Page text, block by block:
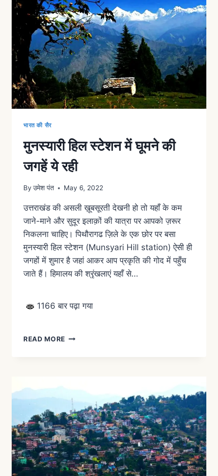
भारत की सैर
मुनस्यारी हिल स्टेशन में घूमने की
जगहें ये रही
By उमेश पंत May 6, 2022
उत्तराखंड की असली ख़ूबसूरती देखनी हो तो यहाँ के कम
जाने-माने और सुदूर इलाक़ों की यात्रा पर आपको ज़रूर
निकलना चाहिए। पिथौरागढ ज़िले के एक छोर पर बसा
मुनस्यारी हिल स्टेशन (Munsyari Hill station) ऐसी ही
जगहों में शुमार है जहां आकर आप प्रकृति की गोद में पहुँच
जाते हैं। हिमालय की श्रृंखलाएं यहाँ से…
1166 बार पढ़ा गया
READ MORE